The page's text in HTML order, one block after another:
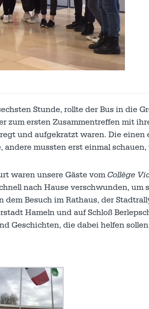
Stunde, rollte der Bus in die
zum ersten Zusammentreffen mit
und aufgekratzt waren. Die einen
mussten erst einmal schauen,
waren unsere Gäste vom Collège
nach Hause verschwunden, um
Besuch im Rathaus, der
Hameln und auf Schloß
Geschichten, die dabei helfen